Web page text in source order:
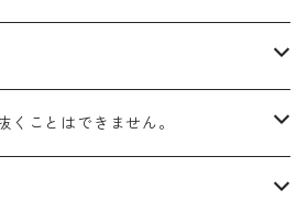
色）
色
ンダ色
本セットお取り寄せ品
スPS－900
使用する
る。
均染剤）
・羊毛・ナイロンの染色
の浸し染めに使用可能
染料を除去すること
料のソーピング剤
ース（CMC）
ことはできません。